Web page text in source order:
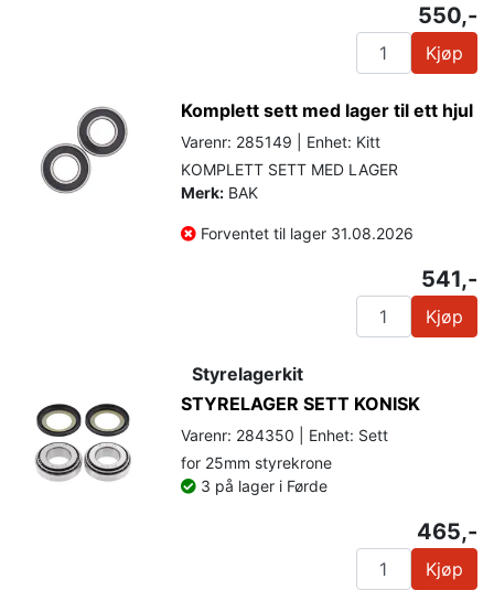
550,-
Kjøp
Komplett sett med lager til ett hjul
Varenr: 285149 | Enhet: Kitt
KOMPLETT SETT MED LAGER
Merk: BAK
Forventet til lager 31.08.2026
541,-
Kjøp
Styrelagerkit
STYRELAGER SETT KONISK
Varenr: 284350 | Enhet: Sett
for 25mm styrekrone
3 på lager i Førde
465,-
Kjøp